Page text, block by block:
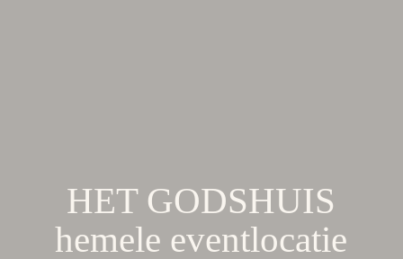
HET GODSHUIS
hemele eventlocatie